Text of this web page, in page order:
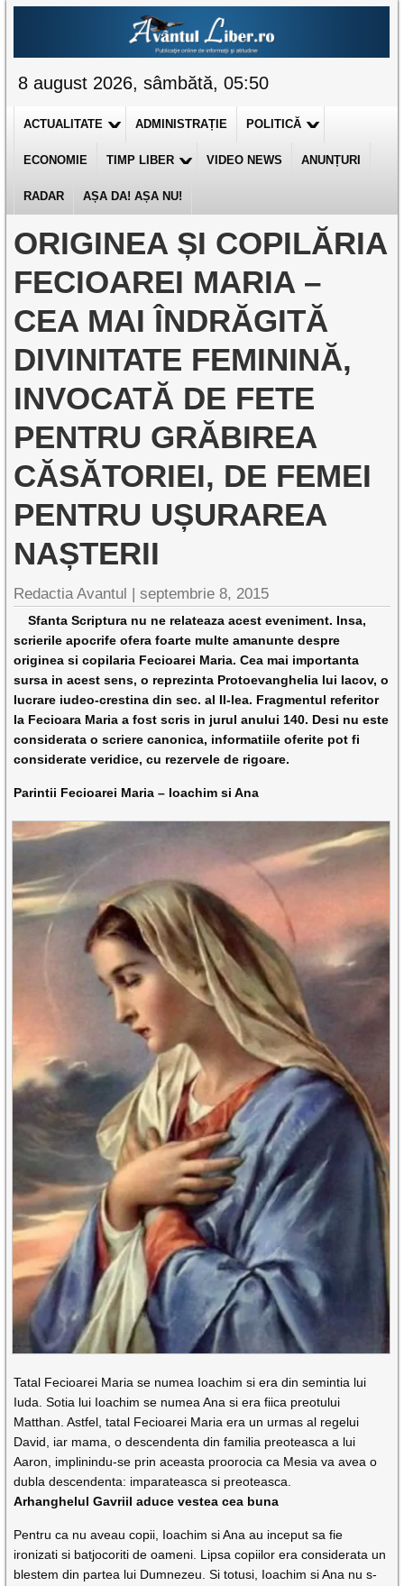
8 august 2026, sâmbătă, 05:50
ACTUALITATE ADMINISTRAȚIE POLITICĂ
ECONOMIE TIMP LIBER VIDEO NEWS ANUNȚURI
RADAR AȘA DA! AȘA NU!
ORIGINEA ȘI COPILĂRIA
FECIOAREI MARIA –
CEA MAI ÎNDRĂGITĂ
DIVINITATE FEMININĂ,
INVOCATĂ DE FETE
PENTRU GRĂBIREA
CĂSĂTORIEI, DE FEMEI
PENTRU UȘURAREA
NAȘTERII
Redactia Avantul |septembrie 8, 2015
Sfanta Scriptura nu ne relateaza acest eveniment. Insa,
scrierile apocrife ofera foarte multe amanunte despre
originea si copilaria Fecioarei Maria. Cea mai importanta
sursa in acest sens, o reprezinta Protoevanghelia lui Iacov, o
lucrare iudeo-crestina din sec. al II-lea. Fragmentul referitor
la Fecioara Maria a fost scris in jurul anului 140. Desi nu este
considerata o scriere canonica, informatiile oferite pot fi
considerate veridice, cu rezervele de rigoare.
Parintii Fecioarei Maria – Ioachim si Ana
Tatal Fecioarei Maria se numea Ioachim si era din semintia lui
Iuda. Sotia lui Ioachim se numea Ana si era fiica preotului
Matthan. Astfel, tatal Fecioarei Maria era un urmas al regelui
David, iar mama, o descendenta din familia preoteasca a lui
Aaron, implinindu-se prin aceasta proorocia ca Mesia va avea o
dubla descendenta: imparateasca si preoteasca.
Arhanghelul Gavriil aduce vestea cea buna
Pentru ca nu aveau copii, Ioachim si Ana au inceput sa fie
ironizati si batjocoriti de oameni. Lipsa copiilor era considerata un
blestem din partea lui Dumnezeu. Si totusi, Ioachim si Ana nu s-